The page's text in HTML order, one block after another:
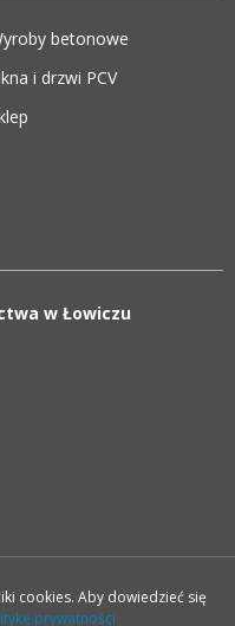
betonowe
i drzwi PCV
w Łowiczu
cookies. Aby dowiedzieć się
prywatności